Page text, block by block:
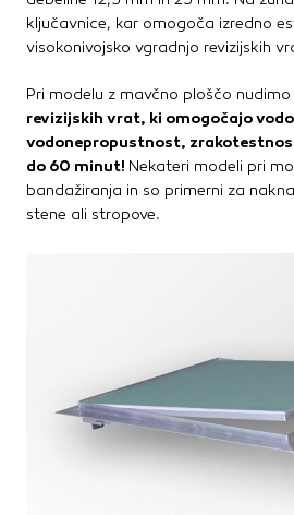
ključavnice, kar omogoča izredno
visokonivojsko vgradnjo revizijskih
Pri modelu z mavčno ploščo nudimo
revizijskih vrat, ki omogočajo
vodonepropustnost,
do 60 minut! Nekateri modeli pri
bandažiranja in so primerni za
stene ali stropove.